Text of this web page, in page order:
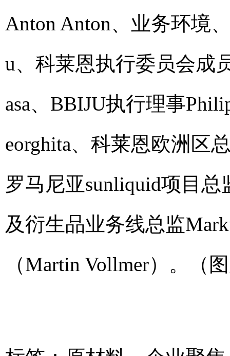
Anton Anton、业务环境
u、科莱恩执行委员会成
asa、BBIJU执行理事
eorghita、科莱恩欧洲区
罗马尼亚sunliquid项目总
及衍生品业务线总监
（Martin Vollmer）。（